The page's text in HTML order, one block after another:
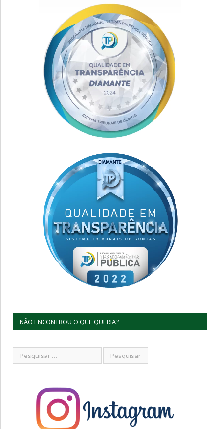
NÃO ENCONTROU O QUE QUERIA?